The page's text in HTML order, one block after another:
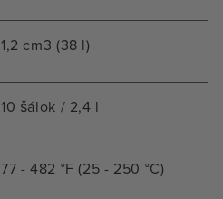
1,2 cm3 (38 l)
10 šálok / 2,4 l
77 - 482 °F (25 - 250 °C)